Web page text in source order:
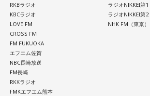
RKBラジオ
KBCラジオ
LOVE FM
CROSS FM
FM FUKUOKA
エフエム佐賀
NBC長崎放送
FM長崎
RKKラジオ
FMKエフエム熊本
ラジオNIKKEI第1
ラジオNIKKEI第2
NHK FM（東京）